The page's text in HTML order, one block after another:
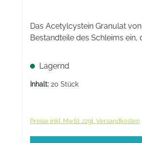
Das Acetylcystein Granulat
Bestandteile des Schleims ein,
Lagernd
Inhalt: 20 Stück
Preise inkl. MwSt. zzgl. Versandkosten